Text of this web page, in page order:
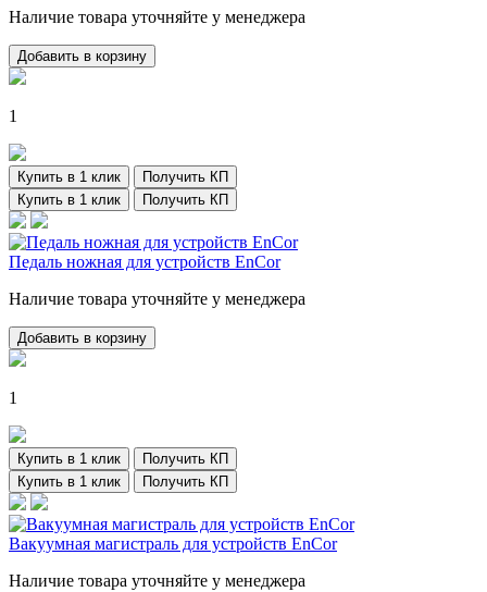
Наличие товара уточняйте у менеджера
Добавить в корзину
1
Купить в 1 клик
Получить КП
Купить в 1 клик
Получить КП
Педаль ножная для устройств EnCor
Наличие товара уточняйте у менеджера
Добавить в корзину
1
Купить в 1 клик
Получить КП
Купить в 1 клик
Получить КП
Вакуумная магистраль для устройств EnCor
Наличие товара уточняйте у менеджера